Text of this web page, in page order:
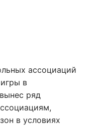
ассоциаций
в
ряд
в условиях